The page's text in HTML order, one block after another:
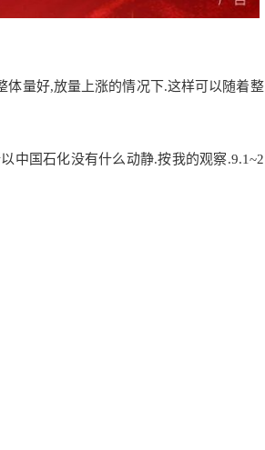
体量好,放量上涨的情况下.这样可以随着整
中国石化没有什么动静.按我的观察.9.1~2